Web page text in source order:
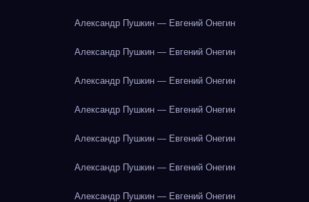
Александр Пушкин — Евгений Онегин
Александр Пушкин — Евгений Онегин
Александр Пушкин — Евгений Онегин
Александр Пушкин — Евгений Онегин
Александр Пушкин — Евгений Онегин
Александр Пушкин — Евгений Онегин
Александр Пушкин — Евгений Онегин